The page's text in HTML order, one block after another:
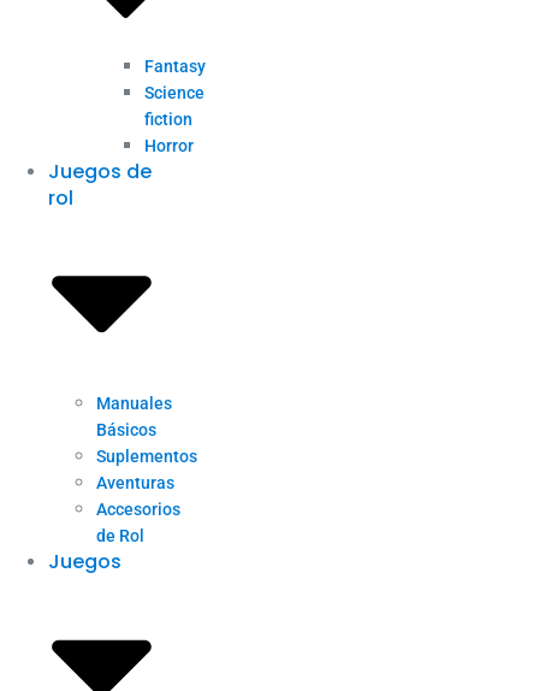
Fantasy
Science
fiction
Horror
Juegos de
rol
Manuales
Básicos
Suplementos
Aventuras
Accesorios
de Rol
Juegos